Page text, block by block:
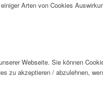
Arten von Cookies
Webseite. Sie können
zu akzeptieren / abzulehnen,